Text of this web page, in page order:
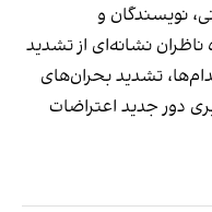
نویسندگان و
نشانه‌ای از تشدید
تشدید بحران‌های
دور جدید اعتراضات